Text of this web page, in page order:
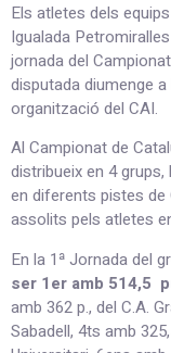
Els atletes dels
Igualada
jornada del
disputada diumenge a
organització del CAI.
Al Campionat de
distribueix en 4
en diferents pistes de
assolits pels atletes
En la 1ª Jornada del
ser 1er amb 514,5
amb 362 p., del C.A.
Sabadell, 4ts amb